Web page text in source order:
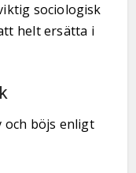
sociologisk
helt ersätta i
böjs enligt